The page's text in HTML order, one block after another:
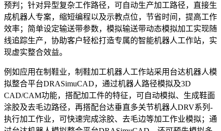
预判；针对异型复杂工作路径，可自动生产加工路径，直接生
成机器人专案，缩短编程以及示教点位，节省时间，提高工作
效率；简单设定输送带参数，模拟输送带动态模拟加工实现随
线追踪生产，协助客户轻松打造专属的智能机器人工作站，实
现虚实整合效益。
例如应用在制鞋业，制鞋加工机器人工作站采用台达机器人模
拟整合平台DRASimuCAD，通过机器人路径模拟及3D
CAD/CAM功能，搭配加工件的特征，可自动模拟、生成鞋面
涂胶及去毛边路径，再搭配台达垂直多关节机器人DRV系列-
执行加工作业，可快速完成涂胶、去毛边等加工作业模拟；通